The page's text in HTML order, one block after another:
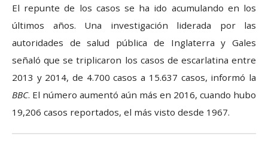
El repunte de los casos se ha ido acumulando en los
últimos años. Una investigación liderada por las
autoridades de salud pública de Inglaterra y Gales
señaló que se triplicaron los casos de escarlatina entre
2013 y 2014, de 4.700 casos a 15.637 casos, informó la
BBC. El número aumentó aún más en 2016, cuando hubo
19,206 casos reportados, el más visto desde 1967.